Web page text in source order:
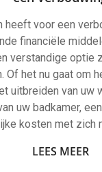
heeft voor een
financiële
verstandige optie
Of het nu gaat om
uitbreiden van uw
uw badkamer,
kosten met zich
LEES MEER